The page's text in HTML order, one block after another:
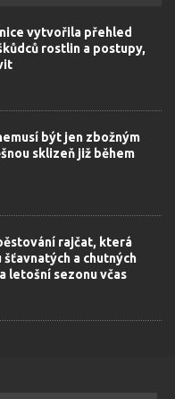
vytvořila přehled
rostlin a postupy,
být jen zbožným
sklizeň již během
rajčat, která
a chutných
letošní sezonu včas